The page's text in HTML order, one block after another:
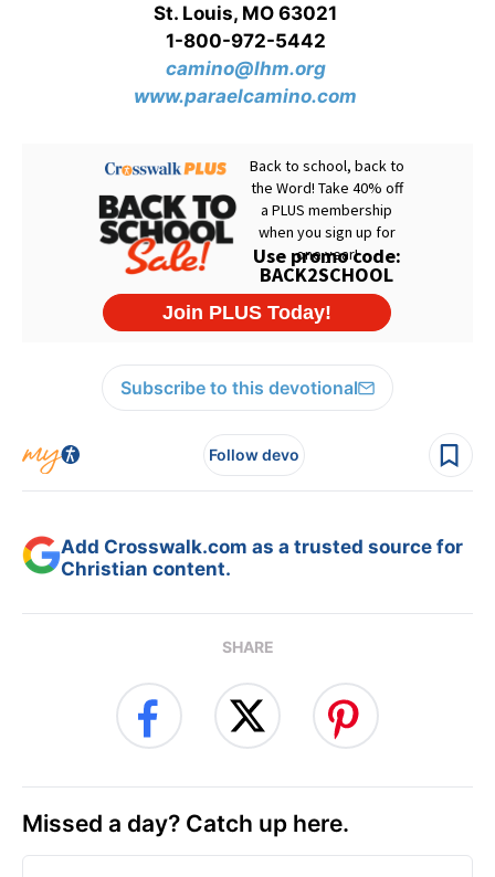
St. Louis, MO 63021
1-800-972-5442
camino@lhm.org
www.paraelcamino.com
Subscribe to this devotional
Follow devo
Add Crosswalk.com as a trusted source for
Christian content.
SHARE
Missed a day? Catch up here.